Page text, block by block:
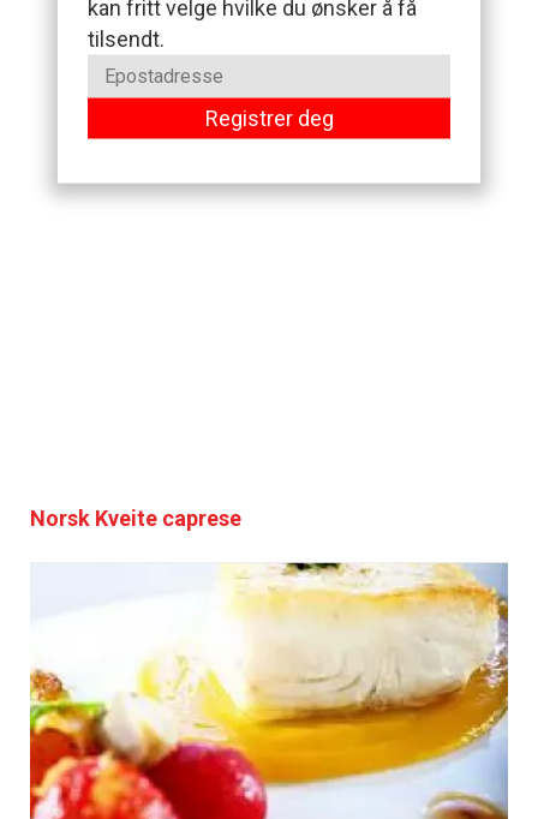
kan fritt velge hvilke du ønsker å få
tilsendt.
Registrer deg
Norsk Kveite caprese